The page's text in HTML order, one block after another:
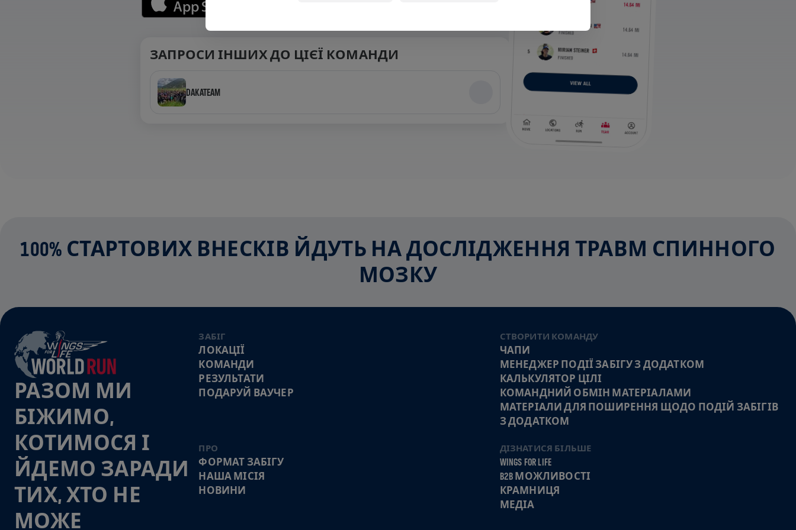
ЗАПРОСИ ІНШИХ ДО ЦІЄЇ КОМАНДИ
DAKATEAM
100% СТАРТОВИХ ВНЕСКІВ ЙДУТЬ НА ДОСЛІДЖЕННЯ ТРАВМ СПИННОГО
МОЗКУ
РАЗОМ МИ
БІЖИМО,
КОТИМОСЯ І
ЙДЕМО ЗАРАДИ
ТИХ, ХТО НЕ
МОЖЕ
ЗАБІГ
ЛОКАЦІЇ
КОМАНДИ
РЕЗУЛЬТАТИ
ПОДАРУЙ ВАУЧЕР
СТВОРИТИ КОМАНДУ
ЧАПИ
МЕНЕДЖЕР ПОДІЇ ЗАБІГУ З ДОДАТКОМ
КАЛЬКУЛЯТОР ЦІЛІ
КОМАНДНИЙ ОБМІН МАТЕРІАЛАМИ
МАТЕРІАЛИ ДЛЯ ПОШИРЕННЯ ЩОДО ПОДІЙ ЗАБІГІВ
З ДОДАТКОМ
ПРО
ФОРМАТ ЗАБІГУ
НАША МІСІЯ
НОВИНИ
ДІЗНАТИСЯ БІЛЬШЕ
WINGS FOR LIFE
B2B МОЖЛИВОСТІ
КРАМНИЦЯ
МЕДІА